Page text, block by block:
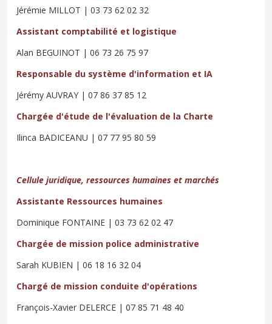
Jérémie MILLOT | 03 73 62 02 32
Assistant comptabilité et logistique
Alan BEGUINOT | 06 73 26 75 97
Responsable du système d'information et IA
Jérémy AUVRAY | 07 86 37 85 12
Chargée d'étude de l'évaluation de la Charte
Ilinca BADICEANU | 07 77 95 80 59
Cellule juridique, ressources humaines et marchés
Assistante Ressources humaines
Dominique FONTAINE | 03 73 62 02 47
Chargée de mission police administrative
Sarah KUBIEN | 06 18 16 32 04
Chargé de mission conduite d'opérations
François-Xavier DELERCE | 07 85 71 48 40